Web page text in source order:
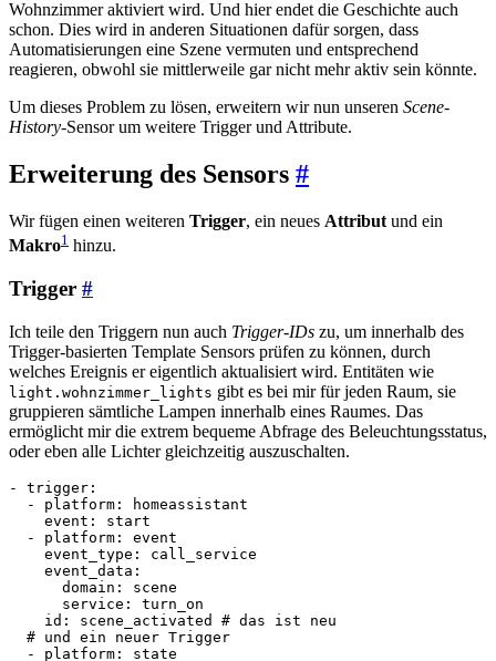
Wohnzimmer aktiviert wird. Und hier endet die Geschichte auch
schon. Dies wird in anderen Situationen dafür sorgen, dass
Automatisierungen eine Szene vermuten und entsprechend
reagieren, obwohl sie mittlerweile gar nicht mehr aktiv sein könnte.
Um dieses Problem zu lösen, erweitern wir nun unseren Scene-
History-Sensor um weitere Trigger und Attribute.
Erweiterung des Sensors #
Wir fügen einen weiteren Trigger, ein neues Attribut und ein
Makro1 hinzu.
Trigger #
Ich teile den Triggern nun auch Trigger-IDs zu, um innerhalb des
Trigger-basierten Template Sensors prüfen zu können, durch
welches Ereignis er eigentlich aktualisiert wird. Entitäten wie
light.wohnzimmer_lights gibt es bei mir für jeden Raum, sie
gruppieren sämtliche Lampen innerhalb eines Raumes. Das
ermöglicht mir die extrem bequeme Abfrage des Beleuchtungsstatus,
oder eben alle Lichter gleichzeitig auszuschalten.
- trigger :
- platform :
homeassistant
event :
start
- platform :
event
event_type :
call_service
event_data :
domain :
scene
service :
turn_on
id : scene_activated
# das ist neu
# und ein neuer Trigger
- platform :
state